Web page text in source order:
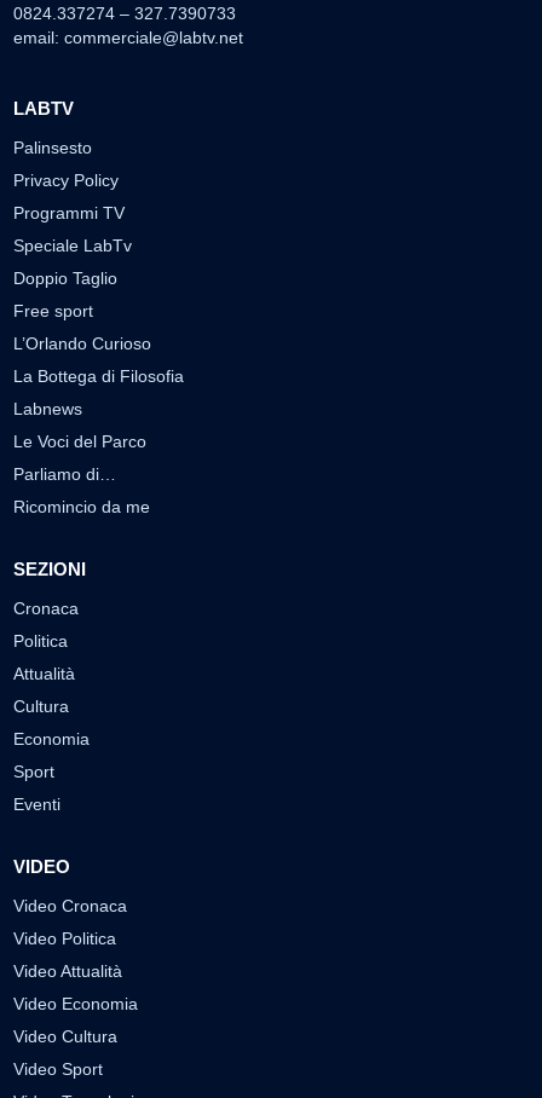
0824.337274 – 327.7390733
email: commerciale@labtv.net
LABTV
Palinsesto
Privacy Policy
Programmi TV
Speciale LabTv
Doppio Taglio
Free sport
L’Orlando Curioso
La Bottega di Filosofia
Labnews
Le Voci del Parco
Parliamo di…
Ricomincio da me
SEZIONI
Cronaca
Politica
Attualità
Cultura
Economia
Sport
Eventi
VIDEO
Video Cronaca
Video Politica
Video Attualità
Video Economia
Video Cultura
Video Sport